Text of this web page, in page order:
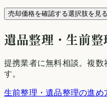
売却価格を確認する選択肢を見る
遺品整理・生前
提携業者に無料相談。複数
す。
生前整理・遺品整理の進め